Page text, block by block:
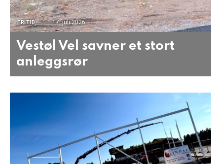
FRITID 17. juli 2026
Vestøl Vel savner et stort
anleggsrør